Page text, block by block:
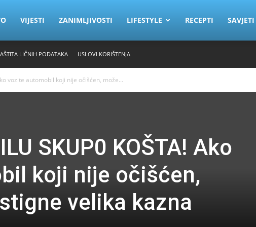
VIJESTI ZANIMLJIVOSTI LIFESTYLE RECEPTI SAVJETI
LIČNIH PODATAKA USLOVI KORIŠTENJA
vozite automobil koji nije očišćen, može...
SKUP0 KOŠTA! Ako
koji nije očišćen,
velika kazna